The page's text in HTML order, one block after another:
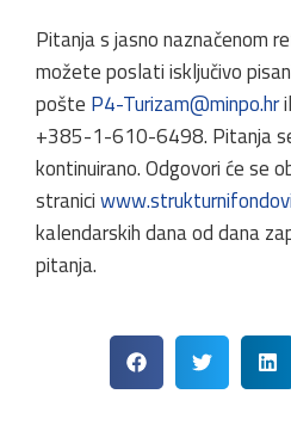
Pitanja s jasno naznačenom
možete poslati isključivo
pošte P4-Turizam@minpo.hr
+385-1-610-6498. Pitanja
kontinuirano. Odgovori će se
stranici
kalendarskih dana od dana
pitanja.